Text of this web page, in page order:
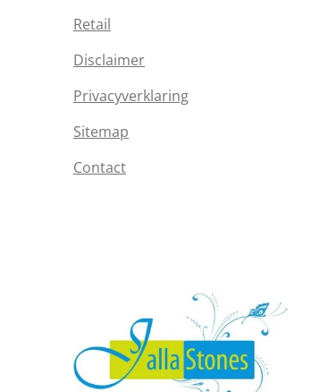
Retail
Disclaimer
Privacyverklaring
Sitemap
Contact